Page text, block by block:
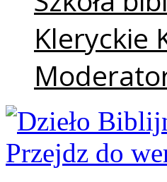
Kleryckie
Przejdz do